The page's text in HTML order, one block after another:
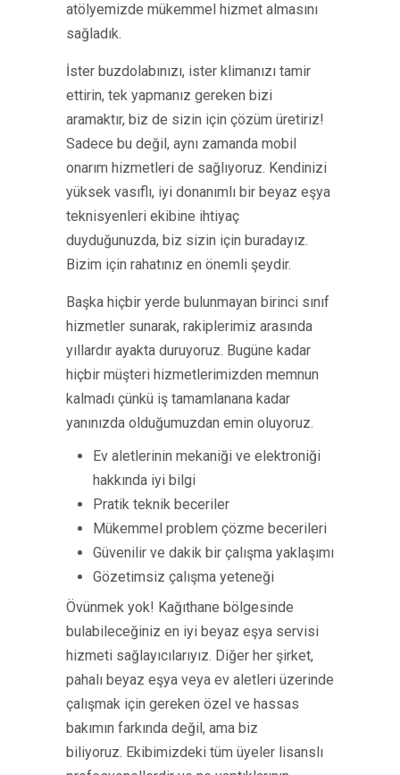
atölyemizde mükemmel hizmet almasını
sağladık.
İster buzdolabınızı, ister klimanızı tamir
ettirin, tek yapmanız gereken bizi
aramaktır, biz de sizin için çözüm üretiriz!
Sadece bu değil, aynı zamanda mobil
onarım hizmetleri de sağlıyoruz. Kendinizi
yüksek vasıflı, iyi donanımlı bir beyaz eşya
teknisyenleri ekibine ihtiyaç
duyduğunuzda, biz sizin için buradayız.
Bizim için rahatınız en önemli şeydir.
Başka hiçbir yerde bulunmayan birinci sınıf
hizmetler sunarak, rakiplerimiz arasında
yıllardır ayakta duruyoruz. Bugüne kadar
hiçbir müşteri hizmetlerimizden memnun
kalmadı çünkü iş tamamlanana kadar
yanınızda olduğumuzdan emin oluyoruz.
Ev aletlerinin mekaniği ve elektroniği
hakkında iyi bilgi
Pratik teknik beceriler
Mükemmel problem çözme becerileri
Güvenilir ve dakik bir çalışma yaklaşımı
Gözetimsiz çalışma yeteneği
Övünmek yok! Kağıthane bölgesinde
bulabileceğiniz en iyi beyaz eşya servisi
hizmeti sağlayıcılarıyız. Diğer her şirket,
pahalı beyaz eşya veya ev aletleri üzerinde
çalışmak için gereken özel ve hassas
bakımın farkında değil, ama biz
biliyoruz. Ekibimizdeki tüm üyeler lisanslı